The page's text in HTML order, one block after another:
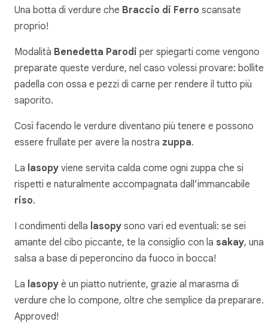
Una botta di verdure che Braccio di Ferro scansate
proprio!
Modalità Benedetta Parodi per spiegarti come vengono
preparate queste verdure, nel caso volessi provare: bollite
padella con ossa e pezzi di carne per rendere il tutto più
saporito.
Così facendo le verdure diventano più tenere e possono
essere frullate per avere la nostra zuppa.
La lasopy viene servita calda come ogni zuppa che si
rispetti e naturalmente accompagnata dall’immancabile
riso.
I condimenti della lasopy sono vari ed eventuali: se sei
amante del cibo piccante, te la consiglio con la sakay, una
salsa a base di peperoncino da fuoco in bocca!
La lasopy è un piatto nutriente, grazie al marasma di
verdure che lo compone, oltre che semplice da preparare.
Approved!